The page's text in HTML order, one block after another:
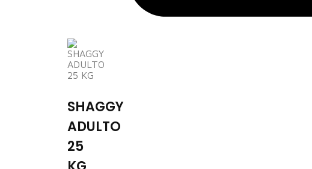
SHAGGY
ADULTO
25